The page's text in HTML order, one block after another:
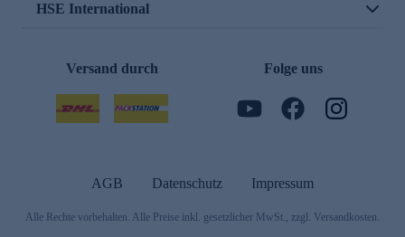
HSE International
Versand durch Folge uns
AGB Datenschutz Impressum
Alle Rechte vorbehalten. Alle Preise inkl. gesetzlicher MwSt., zzgl. Versandkosten.